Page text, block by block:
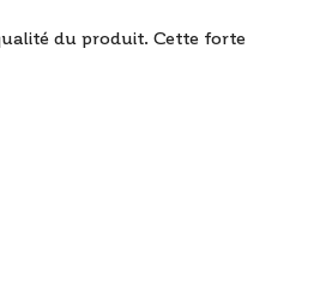
du produit. Cette forte